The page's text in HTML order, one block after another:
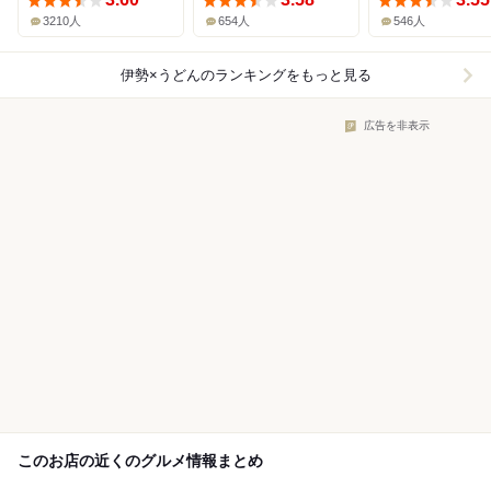
3210人 654人 546人
伊勢×うどんのランキングをもっと見る
広告を非表示
このお店の近くのグルメ情報まとめ